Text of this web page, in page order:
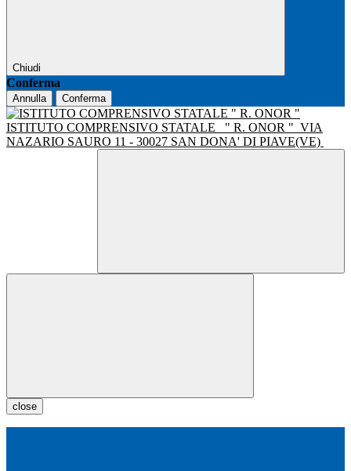
Chiudi
Conferma
Annulla Conferma
ISTITUTO COMPRENSIVO STATALE " R. ONOR " VIA
NAZARIO SAURO 11 - 30027 SAN DONA' DI PIAVE(VE)
close